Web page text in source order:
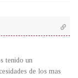
tenido un
de los mas